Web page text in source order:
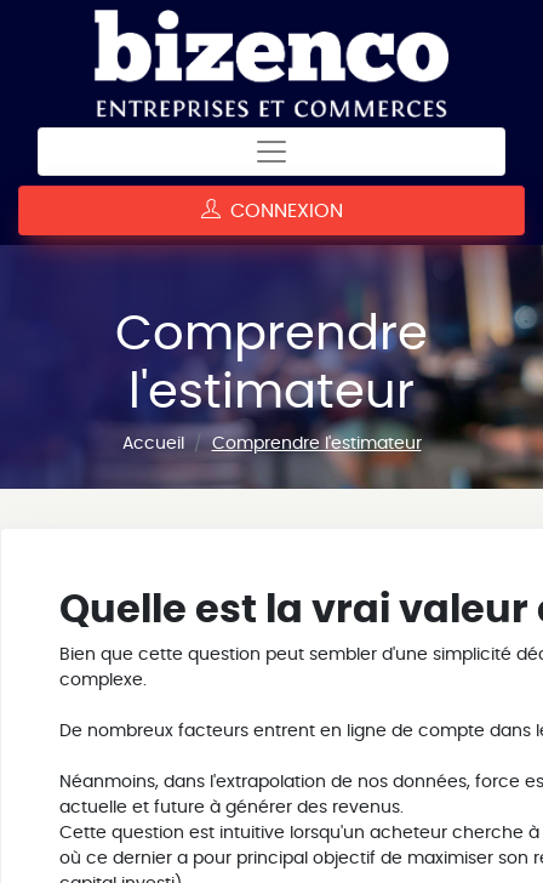
CONNEXION
Comprendre
l'estimateur
Accueil Comprendre l'estimateur
Quelle est la vrai valeur
Bien que cette question peut sembler d'une simplicité
complexe.
De nombreux facteurs entrent en ligne de compte dans
Néanmoins, dans l'extrapolation de nos données, force
actuelle et future à générer des revenus.
Cette question est intuitive lorsqu'un acheteur cherche
où ce dernier a pour principal objectif de maximiser son